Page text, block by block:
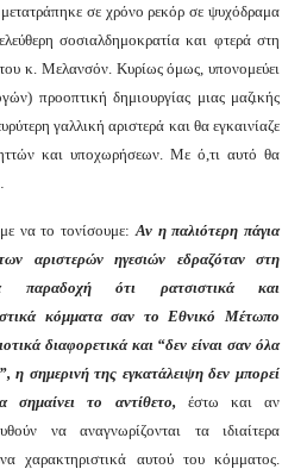
σε χρόνο ρεκόρ σε ψυχόδραμα
σοσιαλδημοκρατία και φτερά στη
κ. Μελανσόν. Κυρίως όμως, υπονομεύει
προοπτική δημιουργίας μιας μαζικής
γαλλική αριστερά και θα εγκαινίαζε
και υποχωρήσεων. Με ό,τι αυτό θα
να το τονίσουμε: Αν η παλιότερη πάγια
αριστερών ηγεσιών εδραζόταν στη
παραδοχή ότι ρατσιστικά και
κόμματα σαν το Εθνικό Μέτωπο
διαφορετικά και “δεν είναι σαν όλα
η σημερινή της εγκατάλειψη δεν μπορεί
σημαίνει το αντίθετο, έστω και αν
να αναγνωρίζονται τα ιδιαίτερα
χαρακτηριστικά αυτού του κόμματος.